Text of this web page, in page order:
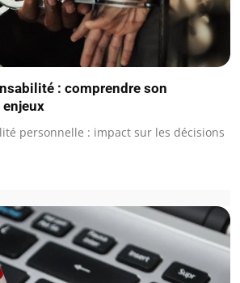
: comprendre son
personnelle : impact sur les décisions